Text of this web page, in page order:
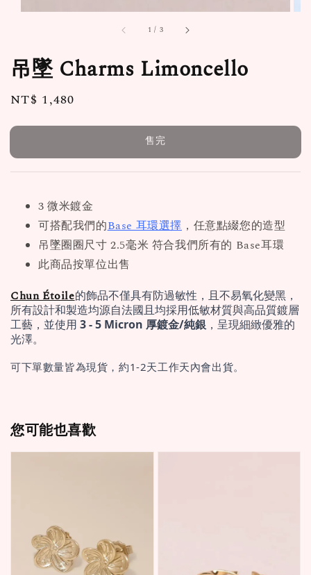
1 / 3
吊墜 Charms Limoncello
Regular
NT$ 1,480
售完
3 微米鍍金
可搭配我們的Base 耳環選擇 ，任意點綴您的造型
吊墜圈圈尺寸 2.5毫米 符合我們所有的 Base耳環
此商品按單位出售
Chun Étoile的飾品不僅具有防過敏性，且不易氧化變黑，
所有設計和製造均源自法國且均採用低敏材質與高品質鍍層
工藝，並使用 3 - 5 Micron 厚鍍金/純銀 ，呈現細緻優雅的
光澤。
可下單數量皆為現貨，約1-2天工作天內會出貨。
您可能也喜歡